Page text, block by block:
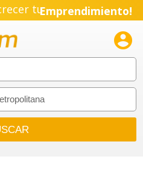
tuEmprendimiento!
